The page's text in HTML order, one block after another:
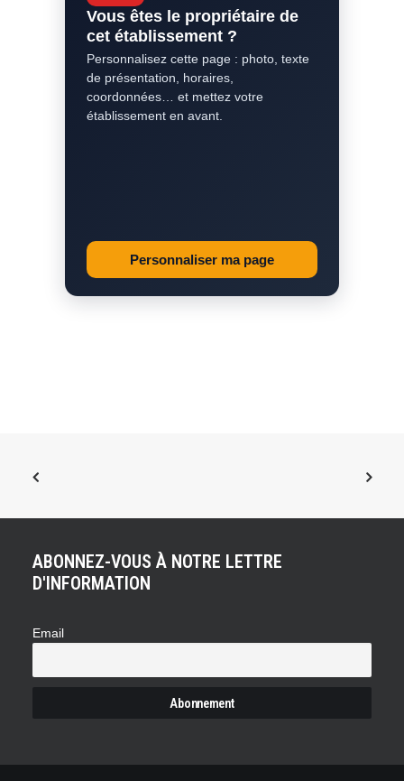
Vous êtes le propriétaire de
cet établissement ?
Personnalisez cette page : photo, texte
de présentation, horaires,
coordonnées… et mettez votre
établissement en avant.
Personnaliser ma page
ABONNEZ-VOUS À NOTRE LETTRE
D'INFORMATION
Email